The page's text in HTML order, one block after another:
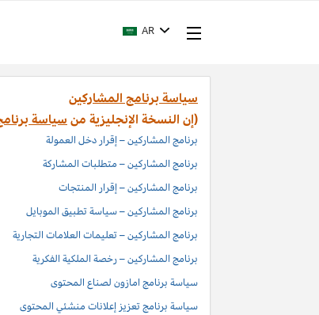
AR
سياسة برنامج المشاركين
(إن النسخة الإنجليزية منسياسة
برنامج المشاركين – إقرار دخل العمولة
برنامج المشاركين – متطلبات المشاركة
برنامج المشاركين – إقرار المنتجات
برنامج المشاركين – سياسة تطبيق الموبايل
برنامج المشاركين – تعليمات العلامات التجارية
برنامج المشاركين – رخصة الملكية الفكرية
سياسة برنامج امازون لصناع المحتوى
سياسة برنامج تعزيز إعلانات منشئي المحتوى